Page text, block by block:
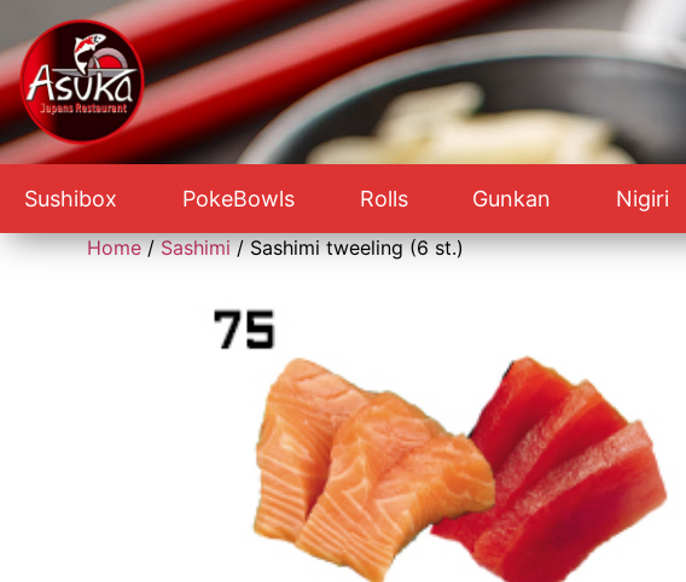
Sushibox PokeBowls Rolls Gunkan Nigiri
Home/Sashimi/ Sashimi tweeling (6 st.)